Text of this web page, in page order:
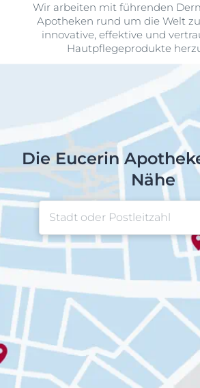
Wir arbeiten mit führenden
Apotheken rund um die Welt
innovative, effektive und
Hautpflegeprodukte
Die Eucerin
Nähe